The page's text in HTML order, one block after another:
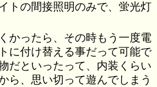
トの間接照明のみで、蛍光灯
かったら、その時もう一度電
に付け替える事だって可能で
だといったって、内装くらい
ら、思い切って遊んでしまう